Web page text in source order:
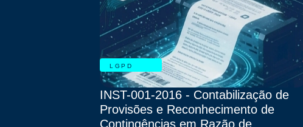
LGPD
INST-001-2016 - Contabilização de
Provisões e Reconhecimento de
Contingências em Razão de